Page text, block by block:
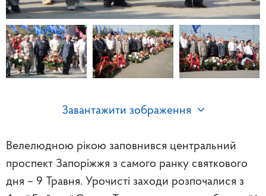
Завантажити зображення
Велелюдною рікою заповнився центральний
проспект Запоріжжя з самого ранку святкового
дня – 9 Травня. Урочисті заходи розпочалися з